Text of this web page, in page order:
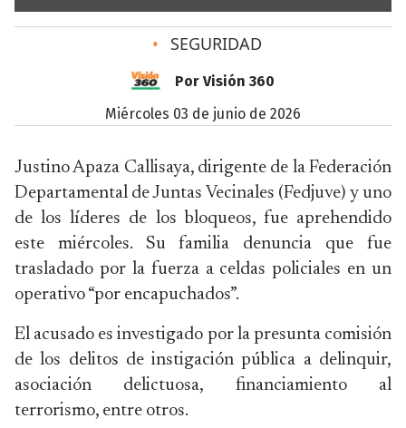
• SEGURIDAD
Por Visión 360
miércoles 03 de junio de 2026
Justino Apaza Callisaya, dirigente de la Federación
Departamental de Juntas Vecinales (Fedjuve) y uno
de los líderes de los bloqueos, fue aprehendido
este miércoles. Su familia denuncia que fue
trasladado por la fuerza a celdas policiales en un
operativo “por encapuchados”.
El acusado es investigado por la presunta comisión
de los delitos de instigación pública a delinquir,
asociación delictuosa, financiamiento al
terrorismo, entre otros.